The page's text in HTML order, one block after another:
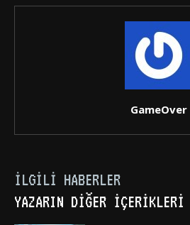
GameOver
İLGILI HABERLER
YAZARIN DIĞER İÇERIKLERI